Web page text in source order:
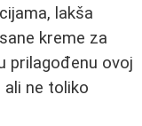
lakša
kreme za
prilagođenu ovoj
ali ne toliko